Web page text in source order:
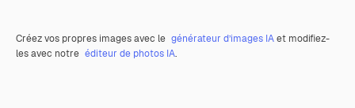
Créez vos propres images avec le générateur d’images IAet modifiez-
les avec notre éditeur de photos IA.